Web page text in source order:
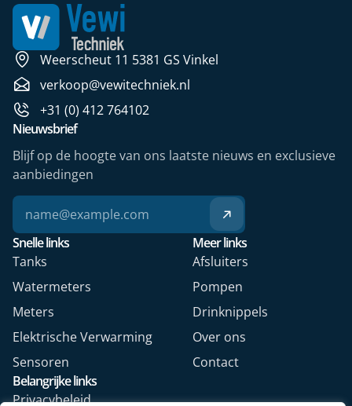
Weerscheut 11 5381 GS Vinkel
verkoop@vewitechniek.nl
+31 (0) 412 764102
Snelle links
Tanks
Watermeters
Meters
Elektrische Verwarming
Sensoren
Meer links
Afsluiters
Pompen
Drinknippels
Over ons
Contact
Belangrijke links
Privacybeleid
Nieuwsbrief
Blijf op de hoogte van ons laatste nieuws en exclusieve
aanbiedingen